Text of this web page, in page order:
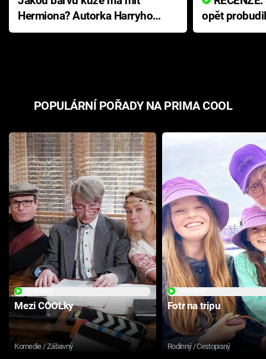
Hermiona? Autorka Harryho
Pottera přišla s ráznou
opět
přichází s
POPULÁRNÍ POŘADY NA PRIMA COOL
Mezi COOLky
Komedie / Zábavný
Fotr na tripu
Rodinný / Cestopisný